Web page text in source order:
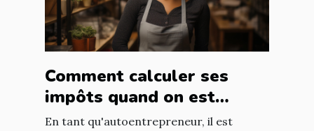
Comment calculer ses
impôts quand on est
autoentrepreneur ?
En tant qu'autoentrepreneur, il est